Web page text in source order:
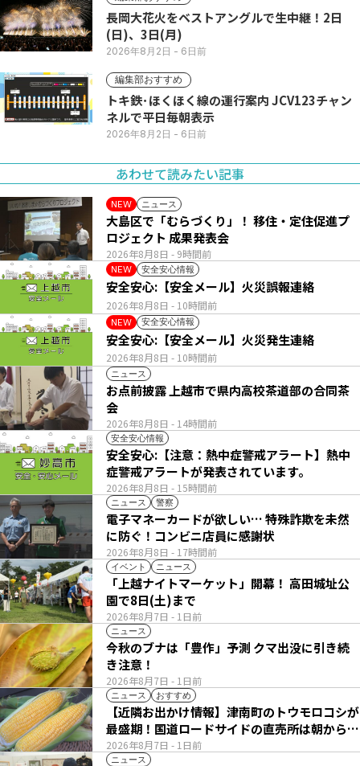
長岡大花火をベストアングルで生中継！2日
(日)、3日(月)
2026年8月2日 - 6日前
編集部おすすめ
トキ鉄･ほくほく線の運行案内 JCV123チャン
ネルで平日毎朝表示
2026年8月2日 - 6日前
あわせて読みたい記事
NEW ニュース
2026年8月8日 - 9時間前
大島区で「むらづくり」！ 移住・定住促進プ
ロジェクト 成果発表会
NEW 安全安心情報
2026年8月8日 - 10時間前
安全安心:【安全メール】火災誤報連絡
NEW 安全安心情報
2026年8月8日 - 10時間前
安全安心:【安全メール】火災発生連絡
ニュース
2026年8月8日 - 14時間前
お点前披露 上越市で県内高校茶道部の合同茶
会
安全安心情報
2026年8月8日 - 15時間前
安全安心:【注意：熱中症警戒アラート】熱中
症警戒アラートが発表されています。
ニュース 警察
2026年8月8日 - 17時間前
電子マネーカードが欲しい… 特殊詐欺を未然
に防ぐ！コンビニ店員に感謝状
イベント ニュース
2026年8月7日 - 1日前
「上越ナイトマーケット」開幕！ 高田城址公
園で8日(土)まで
ニュース
2026年8月7日 - 1日前
今秋のブナは「豊作」予測 クマ出没に引き続
き注意！
ニュース おすすめ
2026年8月7日 - 1日前
【近隣お出かけ情報】津南町のトウモロコシが
最盛期！国道ロードサイドの直売所は朝から長
い列
ニュース